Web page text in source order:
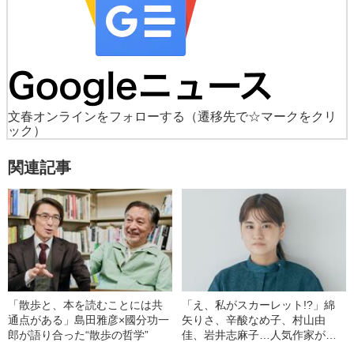
文春オンラインをフォローする
（遷移先で☆マークをクリ
ック）
関連記事
「散歩と、本を読むことには共
通点がある」島田雅彦×國分功一
郎が語り合った“散歩の哲学”
「え、私がスカーレット!?」綿
矢りさ、辛酸なめ子、村山由
佳、岩井志麻子…人気作家が揃